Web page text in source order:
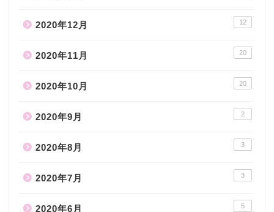
2020年12月 12
2020年11月 20
2020年10月 20
2020年9月 2
2020年8月 3
2020年7月 3
2020年6月 5